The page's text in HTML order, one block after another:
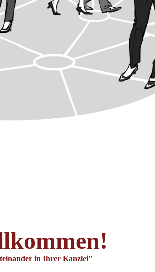
in Ihrer Kanzlei"